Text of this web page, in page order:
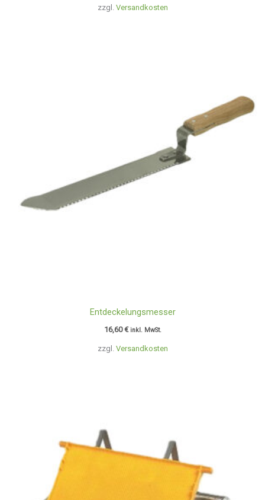
zzgl. Versandkosten
zzgl. Versandkosten
Entdeckelungsmesser
16,60€ inkl. MwSt.